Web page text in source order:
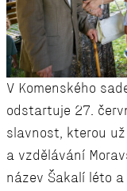
V Komenského
odstartuje 27.
slavnost, kterou
a vzdělávání
název Šakalí léto